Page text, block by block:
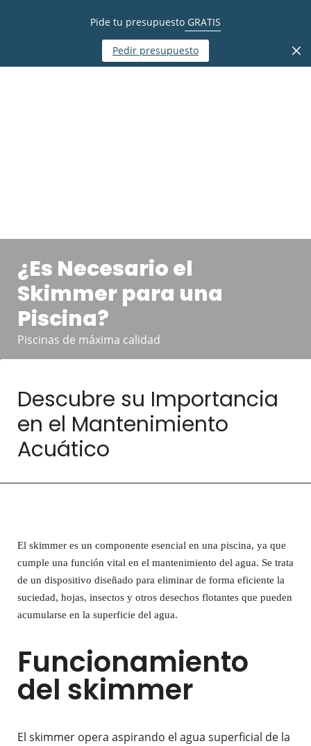
Pide tu presupuesto GRATIS
Pedir presupuesto
¿Es Necesario el
Skimmer para una
Piscina?
Piscinas de máxima calidad
Descubre su Importancia
en el Mantenimiento
Acuático
El skimmer es un componente esencial en una piscina, ya que
cumple una función vital en el mantenimiento del agua. Se trata
de un dispositivo diseñado para eliminar de forma eficiente la
suciedad, hojas, insectos y otros desechos flotantes que pueden
acumularse en la superficie del agua.
Funcionamiento
del skimmer
El skimmer opera aspirando el agua superficial de la